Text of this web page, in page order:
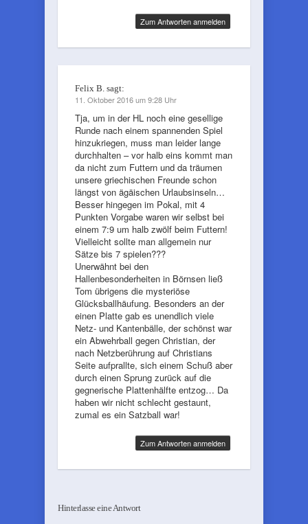
Zum Antworten anmelden
Felix B. sagt:
11. Oktober 2016 um 9:28 Uhr
Tja, um in der HL noch eine gesellige
Runde nach einem spannenden Spiel
hinzukriegen, muss man leider lange
durchhalten – vor halb eins kommt man
da nicht zum Futtern und da träumen
unsere griechischen Freunde schon
längst von ägäischen Urlaubsinseln…
Besser hingegen im Pokal, mit 4
Punkten Vorgabe waren wir selbst bei
einem 7:9 um halb zwölf beim Futtern!
Vielleicht sollte man allgemein nur
Sätze bis 7 spielen???
Unerwähnt bei den
Hallenbesonderheiten in Börnsen ließ
Tom übrigens die mysteriöse
Glücksballhäufung. Besonders an der
einen Platte gab es unendlich viele
Netz- und Kantenbälle, der schönst war
ein Abwehrball gegen Christian, der
nach Netzberührung auf Christians
Seite aufprallte, sich einem Schuß aber
durch einen Sprung zurück auf die
gegnerische Plattenhälfte entzog… Da
haben wir nicht schlecht gestaunt,
zumal es ein Satzball war!
Zum Antworten anmelden
Hinterlasse eine Antwort